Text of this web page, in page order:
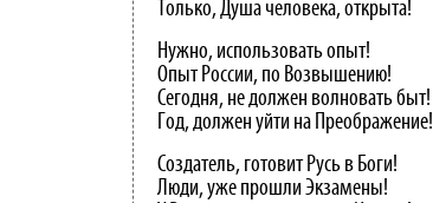
Только, Душа человека, открыта!
Нужно, использовать опыт!
Опыт России, по Возвышению!
Сегодня, не должен волновать быт!
Год, должен уйти на Преображение!
Создатель, готовит Русь в Боги!
Люди, уже прошли Экзамены!